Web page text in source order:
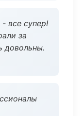
все супер!
за
довольны.